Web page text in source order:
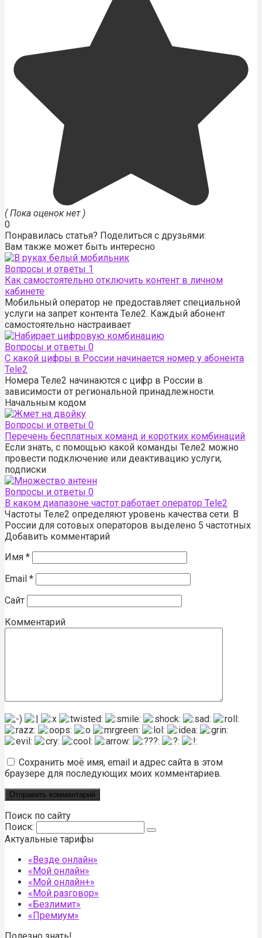
( Пока оценок нет )
0
Понравилась статья? Поделиться с друзьями:
Вам также может быть интересно
Вопросы и ответы 1
Как самостоятельно отключить контент в личном
кабинете
Мобильный оператор не предоставляет специальной
услуги на запрет контента Теле2. Каждый абонент
самостоятельно настраивает
Вопросы и ответы 0
С какой цифры в России начинается номер у абонента
Tele2
Номера Теле2 начинаются с цифр в России в
зависимости от региональной принадлежности.
Начальным кодом
Вопросы и ответы 0
Перечень бесплатных команд и коротких комбинаций
Если знать, с помощью какой команды Теле2 можно
провести подключение или деактивацию услуги,
подписки
Вопросы и ответы 0
В каком диапазоне частот работает оператор Tele2
Частоты Теле2 определяют уровень качества сети. В
России для сотовых операторов выделено 5 частотных
Добавить комментарий
Имя *
Email *
Сайт
Комментарий
Сохранить моё имя, email и адрес сайта в этом
браузере для последующих моих комментариев.
Поиск по сайту
Поиск:
Актуальные тарифы
«Везде онлайн»
«Мой онлайн»
«Мой онлайн+»
«Мой разговор»
«Безлимит»
«Премиум»